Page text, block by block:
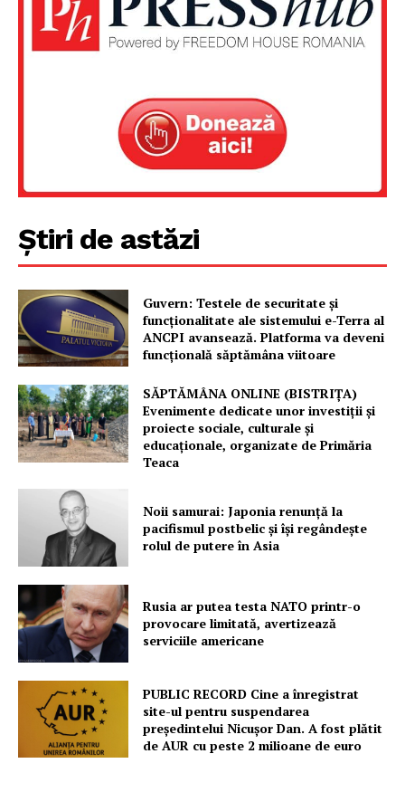
Știri de astăzi
Guvern: Testele de securitate și
funcționalitate ale sistemului e-Terra al
ANCPI avansează. Platforma va deveni
funcțională săptămâna viitoare
SĂPTĂMÂNA ONLINE (BISTRIȚA)
Evenimente dedicate unor investiții și
proiecte sociale, culturale și
educaționale, organizate de Primăria
Teaca
Noii samurai: Japonia renunță la
pacifismul postbelic și își regândește
rolul de putere în Asia
Rusia ar putea testa NATO printr-o
provocare limitată, avertizează
serviciile americane
PUBLIC RECORD Cine a înregistrat
site-ul pentru suspendarea
președintelui Nicușor Dan. A fost plătit
de AUR cu peste 2 milioane de euro